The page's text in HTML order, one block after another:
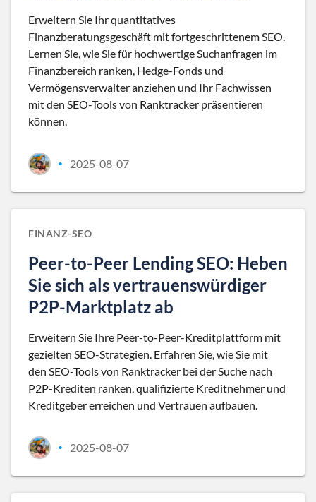
Erweitern Sie Ihr quantitatives
Finanzberatungsgeschäft mit fortgeschrittenem SEO.
Lernen Sie, wie Sie für hochwertige Suchanfragen im
Finanzbereich ranken, Hedge-Fonds und
Vermögensverwalter anziehen und Ihr Fachwissen
mit den SEO-Tools von Ranktracker präsentieren
können.
• 2025-08-07
FINANZ-SEO
Peer-to-Peer Lending SEO: Heben
Sie sich als vertrauenswürdiger
P2P-Marktplatz ab
Erweitern Sie Ihre Peer-to-Peer-Kreditplattform mit
gezielten SEO-Strategien. Erfahren Sie, wie Sie mit
den SEO-Tools von Ranktracker bei der Suche nach
P2P-Krediten ranken, qualifizierte Kreditnehmer und
Kreditgeber erreichen und Vertrauen aufbauen.
• 2025-08-07